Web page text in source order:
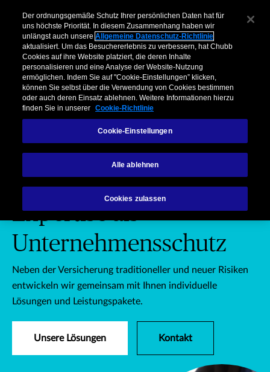
Unternehmen
Menu
Vermittler Privatkunden & Partner
Unternehmen: Expertise als
Vermittler
SICHERHEIT FÜR IHR UNTERNEHMEN
Expertise als
Unternehmensschutz
Neben der Versicherung traditioneller und neuer Risiken
entwickeln wir gemeinsam mit Ihnen individuelle
Lösungen und Leistungspakete.
Unsere Lösungen Kontakt
Der ordnungsgemäße Schutz Ihrer persönlichen Daten hat für
uns höchste Priorität. In diesem Zusammenhang haben wir
unlängst auch unsereAllgemeine Datenschutz-Richtlinie
aktualisiert. Um das Besuchererlebnis zu verbessern, hat Chubb
Cookies auf ihre Website platziert, die deren Inhalte
personalisieren und eine Analyse der Website-Nutzung
ermöglichen. Indem Sie auf "Cookie-Einstellungen” klicken,
können Sie selbst über die Verwendung von Cookies bestimmen
oder auch deren Einsatz ablehnen. Weitere Informationen hierzu
finden Sie in unserer Cookie-Richtlinie
Cookie-Einstellungen
Alle ablehnen
Cookies zulassen